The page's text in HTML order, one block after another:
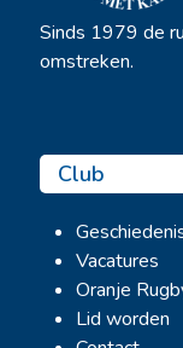
Sinds 1979 de
omstreken.
Club
Vacatures
Oranje
Lid worden